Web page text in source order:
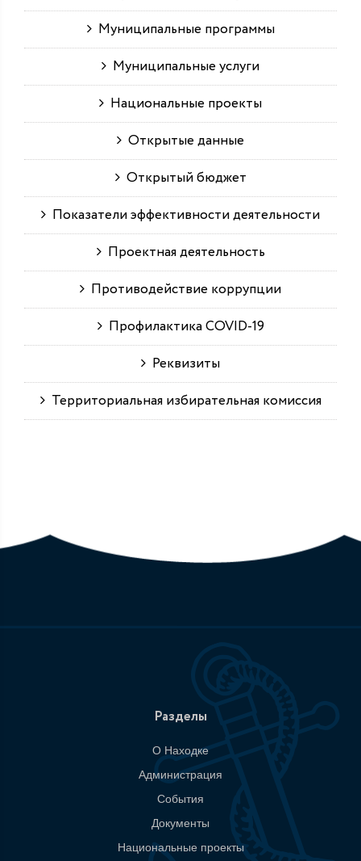
Муниципальные программы
Муниципальные услуги
Национальные проекты
Открытые данные
Открытый бюджет
Показатели эффективности деятельности
Проектная деятельность
Противодействие коррупции
Профилактика COVID-19
Реквизиты
Территориальная избирательная комиссия
Разделы
О Находке
Администрация
События
Документы
Национальные проекты